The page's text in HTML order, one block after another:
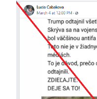
Image